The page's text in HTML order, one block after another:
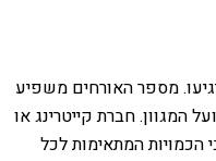
מספר האורחים משפיע
המגוון. חברת קייטרינג או
הכמויות המתאימות לכל